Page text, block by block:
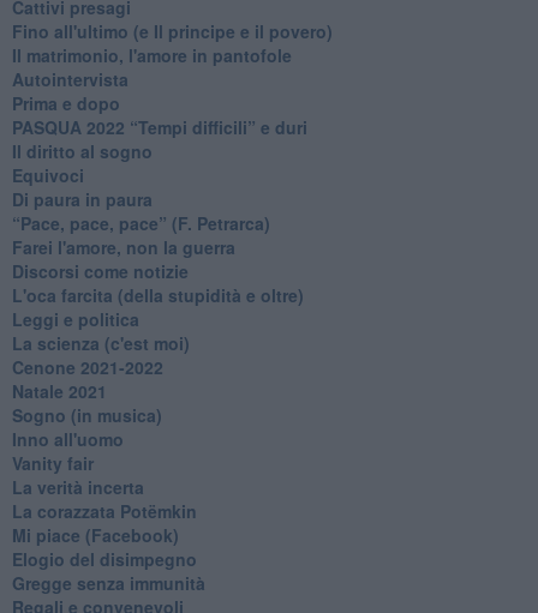
Cattivi presagi
Fino all'ultimo (e Il principe e il povero)
Il matrimonio, l'amore in pantofole
Autointervista
Prima e dopo
​PASQUA 2022 “Tempi difficili” e duri
Il diritto al sogno
Equivoci
Di paura in paura
​“Pace, pace, pace” (F. Petrarca)
Farei l'amore, non la guerra
Discorsi come notizie
L'oca farcita (della stupidità e oltre)
Leggi e politica
La scienza (c'est moi)
Cenone 2021-2022
Natale 2021
Sogno (in musica)
Inno all'uomo
Vanity fair
La verità incerta
La corazzata Potëmkin
Mi piace (Facebook)
Elogio del disimpegno
Gregge senza immunità
Regali e convenevoli